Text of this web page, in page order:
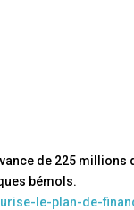
de 225 millions
bémols.
le-plan-de-